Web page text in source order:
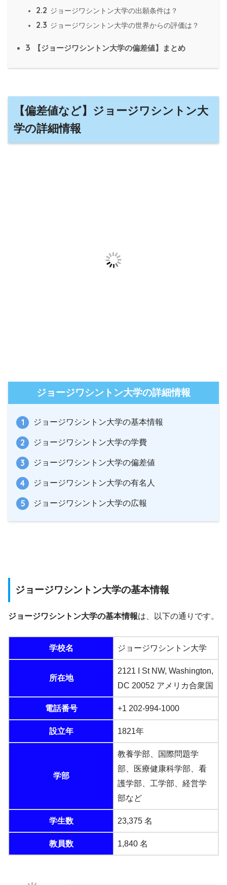
2.2 ジョージワシントン大学の出願条件は？
2.3 ジョージワシントン大学の世界からの評価は？
3 【ジョージワシントン大学の偏差値】まとめ
【偏差値など】ジョージワシントン大
学の詳細情報
ジョージワシントン大学の詳細情報
ジョージワシントン大学の基本情報
ジョージワシントン大学の学費
ジョージワシントン大学の偏差値
ジョージワシントン大学の有名人
ジョージワシントン大学の広報
ジョージワシントン大学の基本情報
ジョージワシントン大学の基本情報は、以下の通りです。
学校名 ジョージワシントン大学
所在地
2121 I St NW, Washington,
DC 20052 アメリカ合衆国
電話番号 +1 202-994-1000
設立年 1821年
学部
教養学部、国際問題学
部、医療健康科学部、看
護学部、工学部、経営学
部など
学生数 23,375 名
教員数 1,840 名